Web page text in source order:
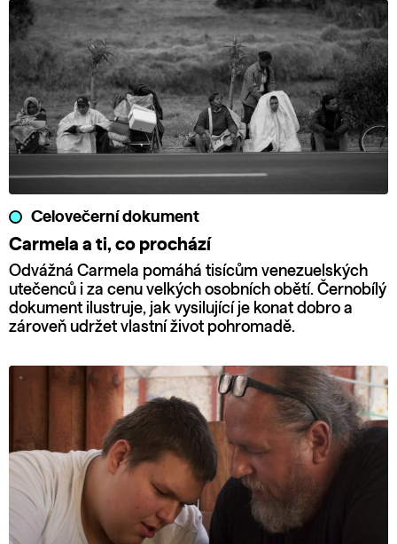
Celovečerní dokument
Carmela a ti, co prochází
Odvážná Carmela pomáhá tisícům venezuelských
utečenců i za cenu velkých osobních obětí. Černobílý
dokument ilustruje, jak vysilující je konat dobro a
zároveň udržet vlastní život pohromadě.